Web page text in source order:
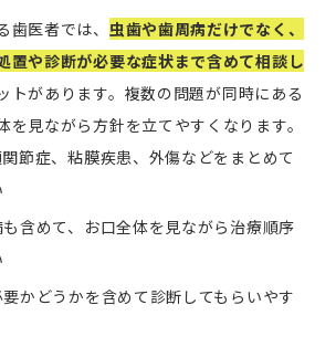
医者では、 虫歯や歯周病だけでなく、
置や診断が必要な症状まで含めて相談し
トがあります。複数の問題が同時にある
を見ながら方針を立てやすくなります。
節症、粘膜疾患、外傷などをまとめて
含めて、お口全体を見ながら治療順序
かどうかを含めて診断してもらいやす